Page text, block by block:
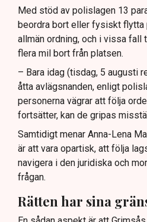
Med stöd av polislagen 13
beordra bort eller fysiskt flytta
allmän ordning, och i vissa fall
flera mil bort från platsen.
– Bara idag (tisdag, 5 augusti
åtta avlägsnanden, enligt
personerna vägrar att följa
fortsätter, kan de gripas
Samtidigt menar Anna-Lena
är att vara opartisk, att följa
navigera i den juridiska och
frågan.
Rätten har sina